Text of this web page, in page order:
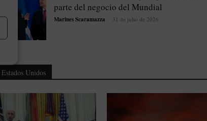
parte del negocio del Mundial
Marines Scaramazza 31 de julio de 2026
Estados Unidos